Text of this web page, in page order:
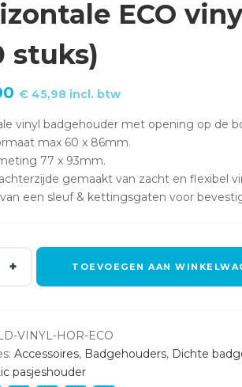
ECO
stuks)
€ 45,98 incl. btw
vinyl badgehouder met opening op de
max 60 x 86mm.
77 x 93mm.
gemaakt van zacht en flexibel
een sleuf & kettingsgaten voor
TOEVOEGEN AAN
VINYL-HOR-ECO
Accessoires, Badgehouders, Dichte
pasjeshouder